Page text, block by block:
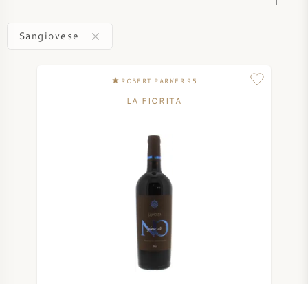
AMERIKANISCHER WEIN
Sangiovese
ROBERT PARKER 95
LA FIORITA